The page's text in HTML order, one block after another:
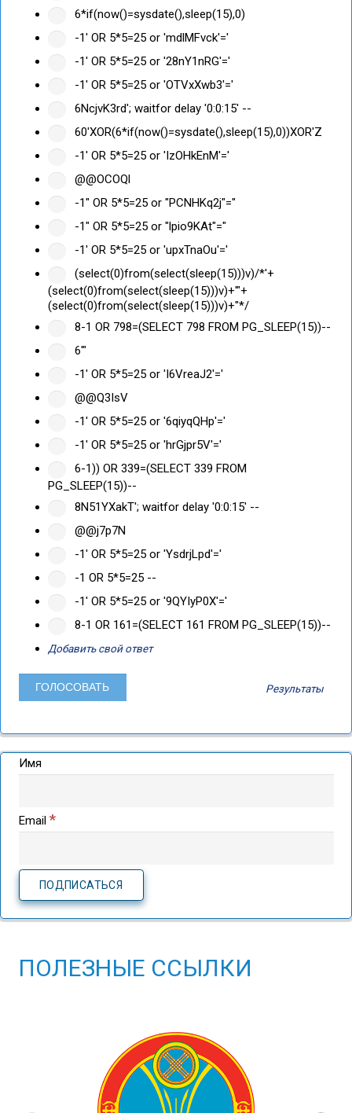
6*if(now()=sysdate(),sleep(15),0)
-1' OR 5*5=25 or 'mdlMFvck'='
-1' OR 5*5=25 or '28nY1nRG'='
-1' OR 5*5=25 or 'OTVxXwb3'='
6NcjvK3rd'; waitfor delay '0:0:15' --
60'XOR(6*if(now()=sysdate(),sleep(15),0))XOR'Z
-1' OR 5*5=25 or 'IzOHkEnM'='
@@OCOQl
-1" OR 5*5=25 or "PCNHKq2j"="
-1" OR 5*5=25 or "lpio9KAt"="
-1' OR 5*5=25 or 'upxTnaOu'='
(select(0)from(select(sleep(15)))v)/*'+
(select(0)from(select(sleep(15)))v)+'"+
(select(0)from(select(sleep(15)))v)+"*/
8-1 OR 798=(SELECT 798 FROM PG_SLEEP(15))--
6'"
-1' OR 5*5=25 or 'I6VreaJ2'='
@@Q3IsV
-1' OR 5*5=25 or '6qiyqQHp'='
-1' OR 5*5=25 or 'hrGjpr5V'='
6-1)) OR 339=(SELECT 339 FROM
PG_SLEEP(15))--
8N51YXakT'; waitfor delay '0:0:15' --
@@j7p7N
-1' OR 5*5=25 or 'YsdrjLpd'='
-1 OR 5*5=25 --
-1' OR 5*5=25 or '9QYIyP0X'='
8-1 OR 161=(SELECT 161 FROM PG_SLEEP(15))--
Добавить свой ответ
Результаты
Имя
Email *
ПОЛЕЗНЫЕ ССЫЛКИ